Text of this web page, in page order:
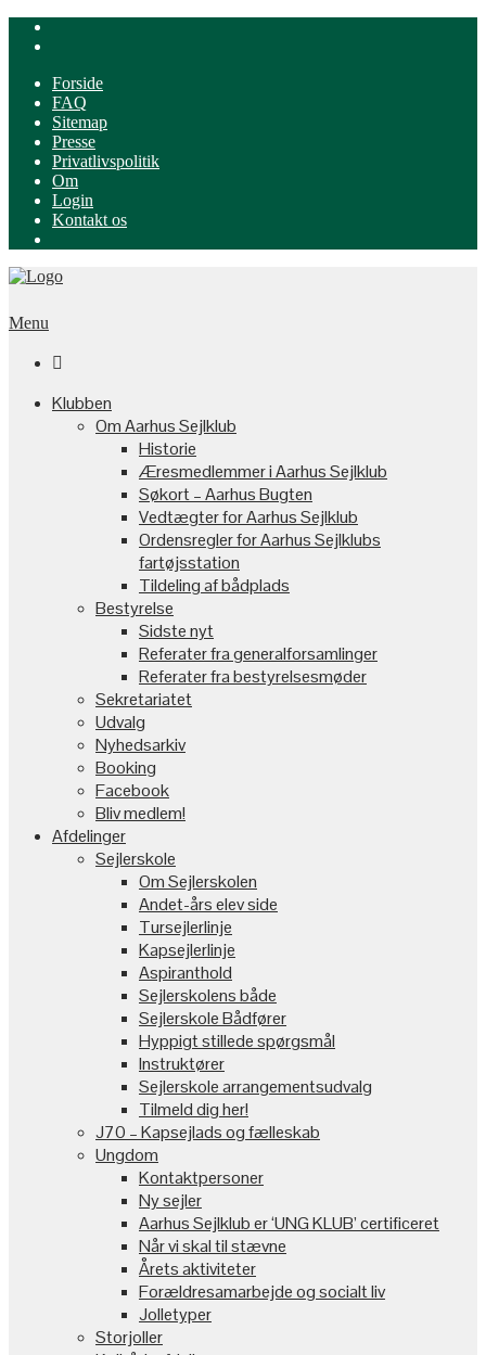
Forside
FAQ
Sitemap
Presse
Privatlivspolitik
Om
Login
Kontakt os
Menu

Klubben
Om Aarhus Sejlklub
Historie
Æresmedlemmer i Aarhus Sejlklub
Søkort – Aarhus Bugten
Vedtægter for Aarhus Sejlklub
Ordensregler for Aarhus Sejlklubs
fartøjsstation
Tildeling af bådplads
Bestyrelse
Sidste nyt
Referater fra generalforsamlinger
Referater fra bestyrelsesmøder
Sekretariatet
Udvalg
Nyhedsarkiv
Booking
Facebook
Bliv medlem!
Afdelinger
Sejlerskole
Om Sejlerskolen
Andet-års elev side
Tursejlerlinje
Kapsejlerlinje
Aspiranthold
Sejlerskolens både
Sejlerskole Bådfører
Hyppigt stillede spørgsmål
Instruktører
Sejlerskole arrangementsudvalg
Tilmeld dig her!
J70 – Kapsejlads og fælleskab
Ungdom
Kontaktpersoner
Ny sejler
Aarhus Sejlklub er ‘UNG KLUB’ certificeret
Når vi skal til stævne
Årets aktiviteter
Forældresamarbejde og socialt liv
Jolletyper
Storjoller